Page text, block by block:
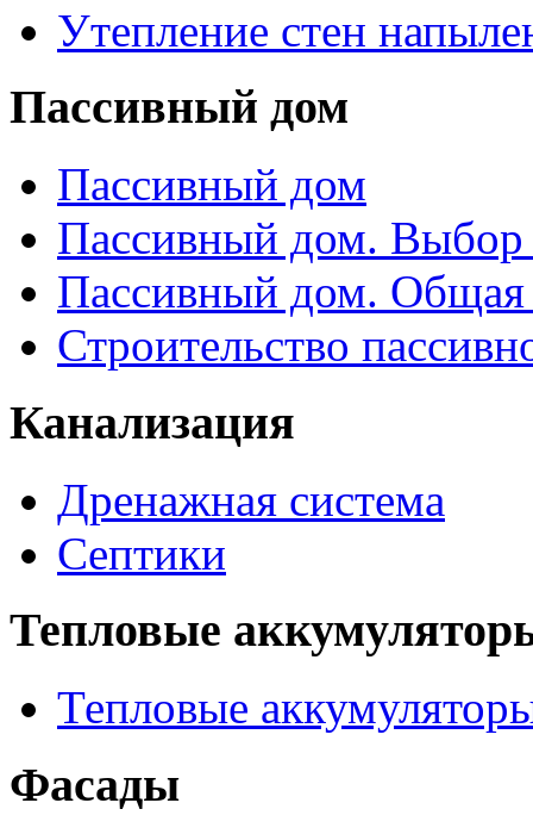
Утепление стен
Пассивный дом
Пассивный дом
Пассивный дом. Выбор
Пассивный дом. Общая
Строительство
Канализация
Дренажная система
Септики
Тепловые
Тепловые
Фасады